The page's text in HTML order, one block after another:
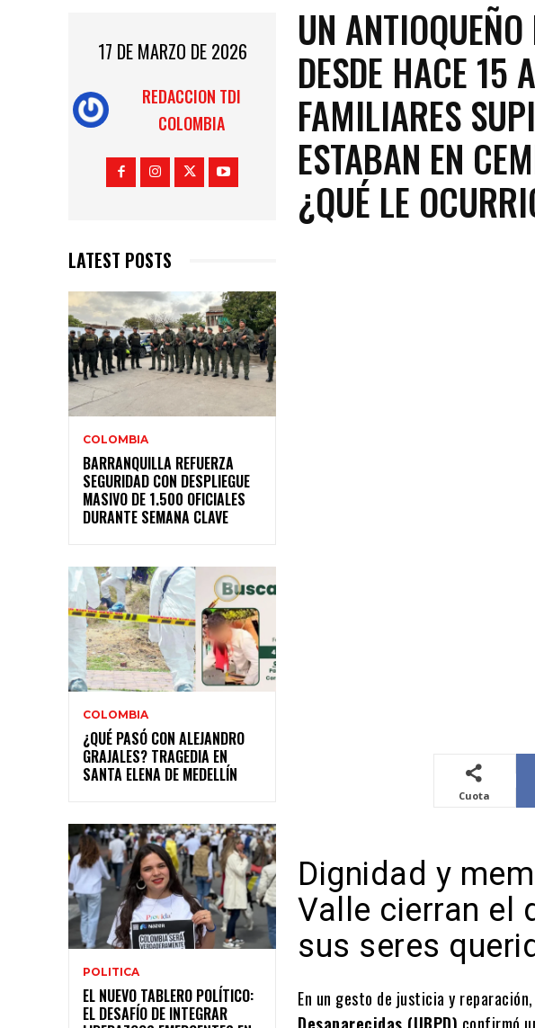
17 DE MARZO DE 2026
REDACCION TDI
COLOMBIA
LATEST POSTS
COLOMBIA
BARRANQUILLA REFUERZA
SEGURIDAD CON DESPLIEGUE
MASIVO DE 1.500 OFICIALES
DURANTE SEMANA CLAVE
COLOMBIA
¿QUÉ PASÓ CON ALEJANDRO
GRAJALES? TRAGEDIA EN
SANTA ELENA DE MEDELLÍN
POLITICA
EL NUEVO TABLERO POLÍTICO:
EL DESAFÍO DE INTEGRAR
UN
DESDE HACE 15
FAMILIARES
ESTABAN EN
¿QUÉ LE
Cuota
Dignidad y
Valle cierran el
sus seres
En un gesto de justicia y